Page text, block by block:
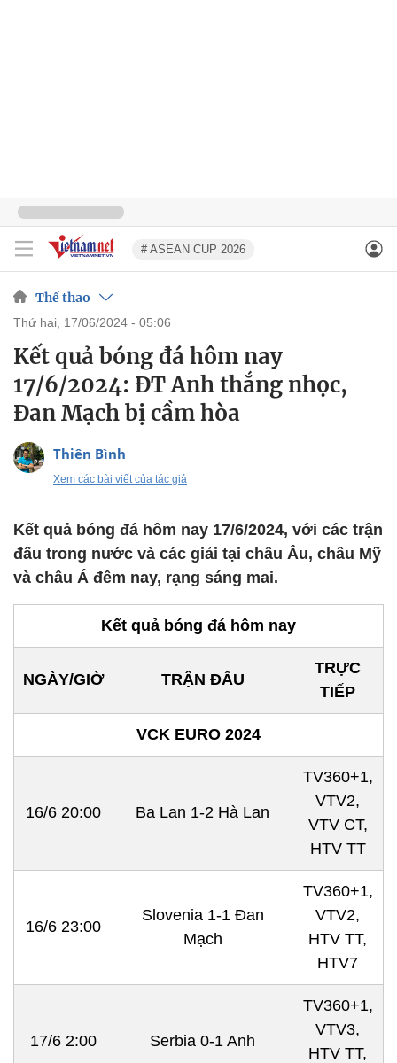
# ASEAN CUP 2026
Thể thao
thứ hai, 17/06/2024 - 05:06
Kết quả bóng đá hôm nay
17/6/2024: ĐT Anh thắng nhọc,
Đan Mạch bị cầm hòa
Thiên Bình
Xem các bài viết của tác giả
Kết quả bóng đá hôm nay 17/6/2024, với các trận
đấu trong nước và các giải tại châu Âu, châu Mỹ
và châu Á đêm nay, rạng sáng mai.
Kết quả bóng đá hôm nay
NGÀY/GIỜ TRẬN ĐẤU
TRỰC
TIẾP
VCK EURO 2024
16/6 20:00 Ba Lan 1-2 Hà Lan
TV360+1,
VTV2,
VTV CT,
HTV TT
16/6 23:00
Slovenia 1-1 Đan
Mạch
TV360+1,
VTV2,
HTV TT,
HTV7
17/6 2:00 Serbia 0-1 Anh
TV360+1,
VTV3,
HTV TT,